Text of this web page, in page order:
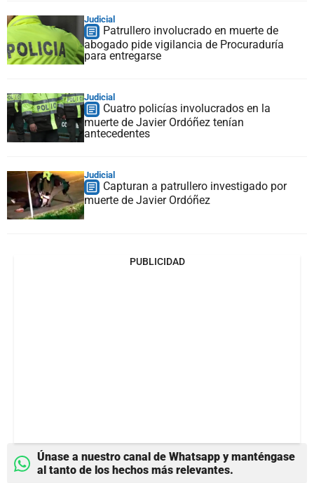
Judicial
Patrullero involucrado en muerte de
abogado pide vigilancia de Procuraduría
para entregarse
Judicial
Cuatro policías involucrados en la
muerte de Javier Ordóñez tenían
antecedentes
Judicial
Capturan a patrullero investigado por
muerte de Javier Ordóñez
PUBLICIDAD
Únase a nuestro canal de Whatsapp y manténgase
al tanto de los hechos más relevantes.